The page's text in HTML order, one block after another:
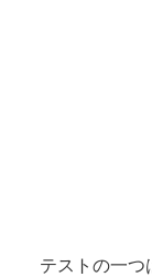
テストの一つ